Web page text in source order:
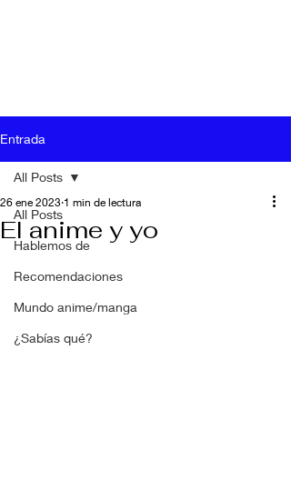
Entrada
All Posts
Hablemos de
Recomendaciones
Mundo anime/manga
¿Sabías qué?
All Posts
El anime y yo
26 ene 2023 1 min de lectura